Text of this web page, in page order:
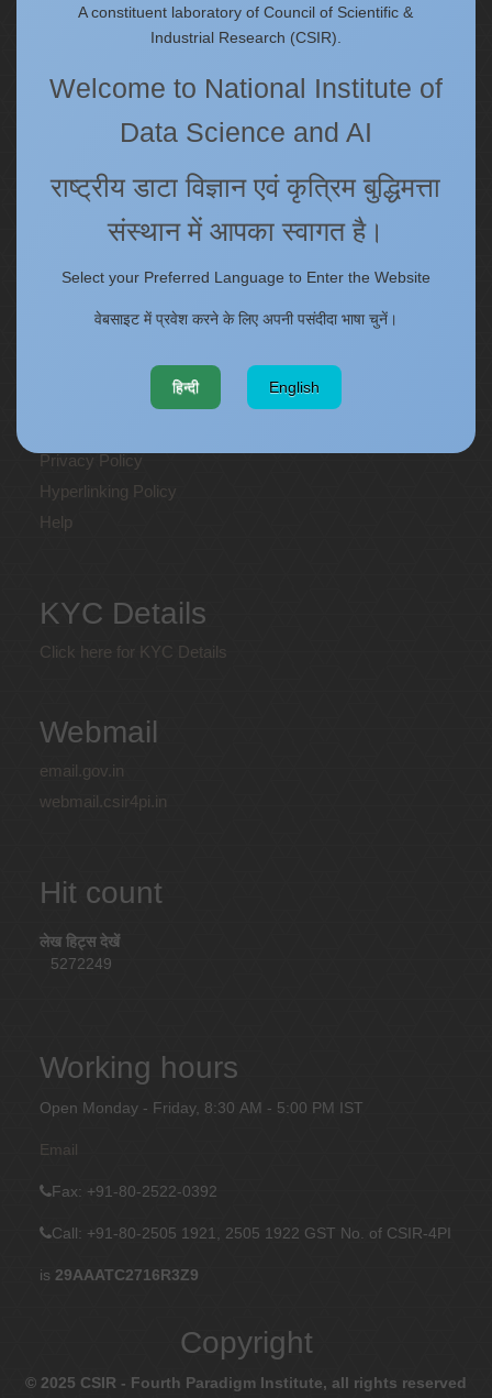
Annual Reports
ONECSIR - ERP
Vidya Lakshmi Portal (VLP)
Memorandums of understanding
Who's Who
Terms and Conditions
Privacy Policy
Hyperlinking Policy
Help
KYC Details
Click here for KYC Details
Webmail
email.gov.in
webmail.csir4pi.in
Hit count
लेख हिट्स देखें
5272249
Working hours
Open Monday - Friday, 8:30 AM - 5:00 PM IST
Email
Fax: +91-80-2522-0392
Call: +91-80-2505 1921, 2505 1922 GST No. of CSIR-4PI
is 29AAATC2716R3Z9
Copyright
© 2025 CSIR - Fourth Paradigm Institute, all rights reserved
A constituent laboratory of Council of Scientific &
Industrial Research (CSIR).
Welcome to National Institute of
Data Science and AI
राष्ट्रीय डाटा विज्ञान एवं कृत्रिम बुद्धिमत्ता
संस्थान में आपका स्वागत है।
Select your Preferred Language to Enter the Website
वेबसाइट में प्रवेश करने के लिए अपनी पसंदीदा भाषा चुनें।
हिन्दी English